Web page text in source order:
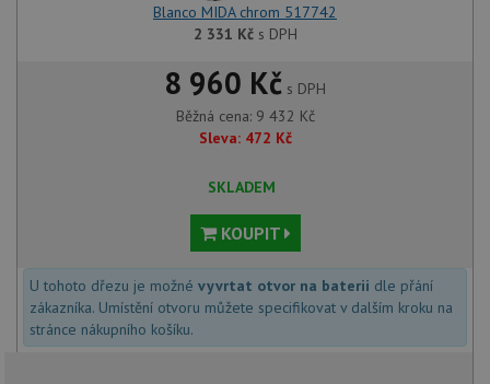
Blanco MIDA chrom 517742
2 331 Kčs DPH
8 960 Kč s DPH
Běžná cena: 9 432 Kč
Sleva: 472 Kč
SKLADEM
KOUPIT
U tohoto dřezu je možné vyvrtat otvor na baterii dle přání
zákazníka. Umístění otvoru můžete specifikovat v dalším kroku na
stránce nákupního košíku.